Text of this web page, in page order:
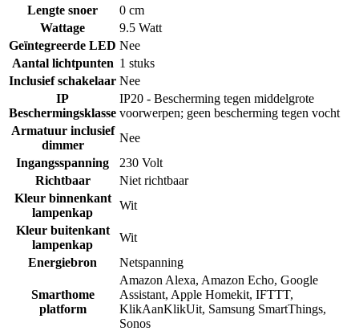
Lengte snoer
0 cm
Wattage
9.5 Watt
Geïntegreerde LED Nee
Aantal lichtpunten 1 stuks
Inclusief schakelaar Nee
IP
Beschermingsklasse
IP20 - Bescherming tegen middelgrote
voorwerpen; geen bescherming tegen vocht
Armatuur inclusief
dimmer
Nee
Ingangsspanning
230 Volt
Richtbaar
Niet richtbaar
Kleur binnenkant
lampenkap
Wit
Kleur buitenkant
lampenkap
Wit
Energiebron
Netspanning
Smarthome
platform
Amazon Alexa, Amazon Echo, Google
Assistant, Apple Homekit, IFTTT,
KlikAanKlikUit, Samsung SmartThings,
Sonos